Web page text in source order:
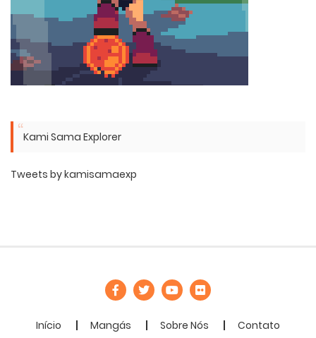
Kami Sama Explorer
Tweets by kamisamaexp
Início Mangás Sobre Nós Contato